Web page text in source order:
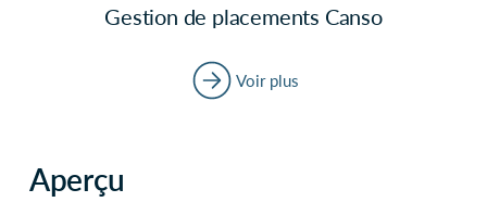
Gestion de placements Canso
Voir plus
Aperçu